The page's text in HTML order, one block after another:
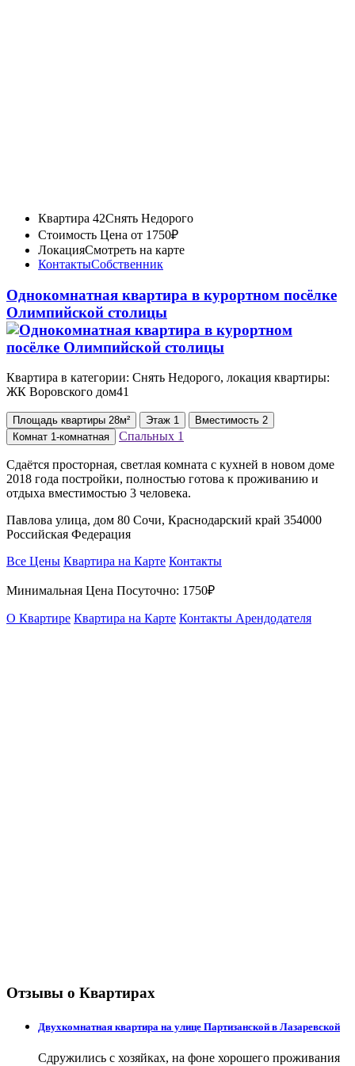
Квартира 42Снять Недорого
Стоимость Цена от 1750₽
ЛокацияСмотреть на карте
КонтактыСобственник
Однокомнатная квартира в курортном посёлке
Олимпийской столицы
Квартира в категории: Снять Недорого, локация квартиры:
ЖК Воровского дом41
Площадь квартиры 28м² Этаж 1 Вместимость 2
Комнат 1-комнатная Спальных 1
Сдаётся просторная, светлая комната с кухней в новом доме
2018 года постройки, полностью готова к проживанию и
отдыха вместимостью 3 человека.
Павлова улица, дом 80 Сочи, Краснодарский край 354000
Российская Федерация
Все Цены Квартира на Карте Контакты
Минимальная Цена Посуточно: 1750₽
О Квартире Квартира на Карте Контакты Арендодателя
Отзывы о Квартирах
Двухкомнатная квартира на улице Партизанской в Лазаревской
Сдружились с хозяйках, на фоне хорошего проживания